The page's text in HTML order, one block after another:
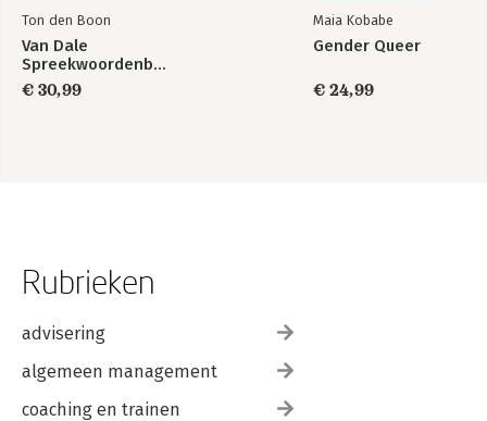
Ton den Boon
Van Dale
Spreekwoordenboek
€ 30,99
Maia Kobabe
Gender Queer
€ 24,99
Rubrieken
advisering
algemeen management
coaching en trainen